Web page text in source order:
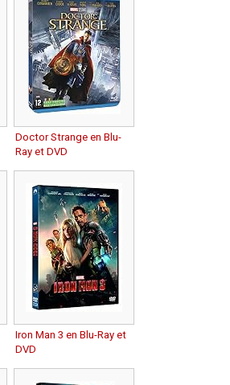
Doctor Strange en Blu-
Ray et DVD
Iron Man 3 en Blu-Ray et
DVD